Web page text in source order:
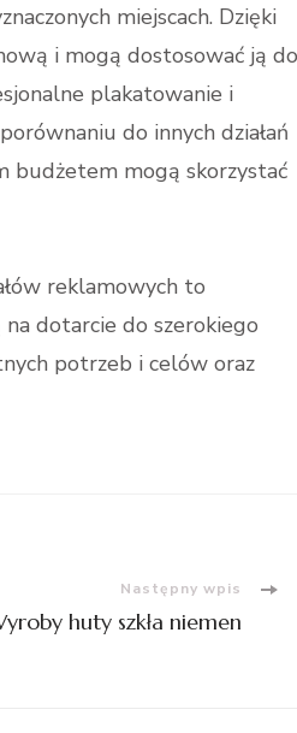
miejscach. Dzięki
i mogą dostosować ją do
plakatowanie i
do innych działań
budżetem mogą skorzystać
reklamowych to
dotarcie do szerokiego
potrzeb i celów oraz
Następny wpis
huty szkła niemen